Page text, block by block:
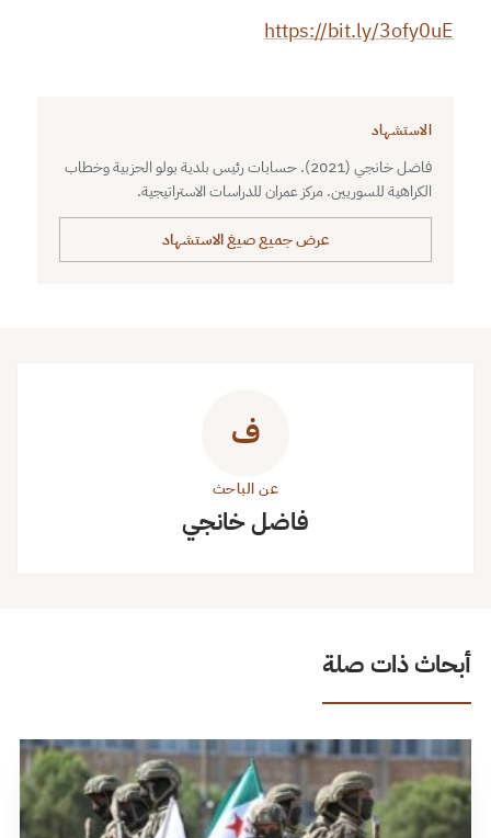
https://bit.ly/3ofy0uE
الاستشهاد
فاضل خانجي (2021). حسابات رئيس بلدية بولو الحزبية وخطاب
الكراهية للسوريين. مركز عمران للدراسات الاستراتيجية.
عرض جميع صيغ الاستشهاد
ف
عن الباحث
فاضل خانجي
أبحاث ذات صلة